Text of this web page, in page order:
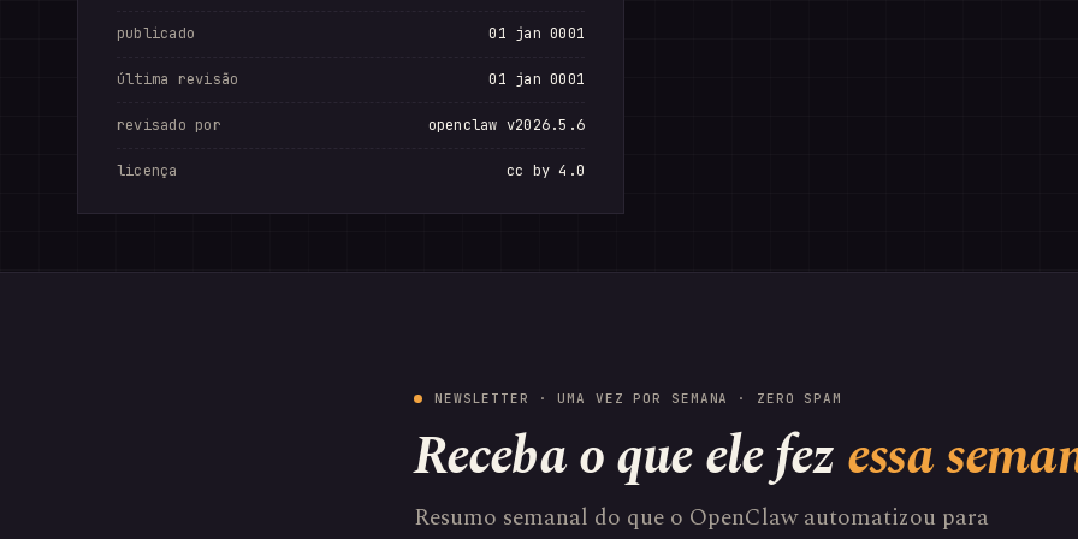
publicado 01 jan 0001
última revisão 01 jan 0001
revisado por openclaw v2026.5.6
licença cc by 4.0
NEWSLETTER · UMA VEZ POR SEMANA · ZERO SPAM
Receba o que ele fezessa
Resumo semanal do que o OpenClaw automatizou para